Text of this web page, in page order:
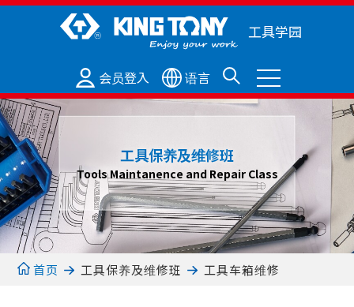
工具学园
会员登入 语言
工具保养及维修班
Tools Maintanence and Repair Class
首页 工具保养及维修班 工具车箱维修